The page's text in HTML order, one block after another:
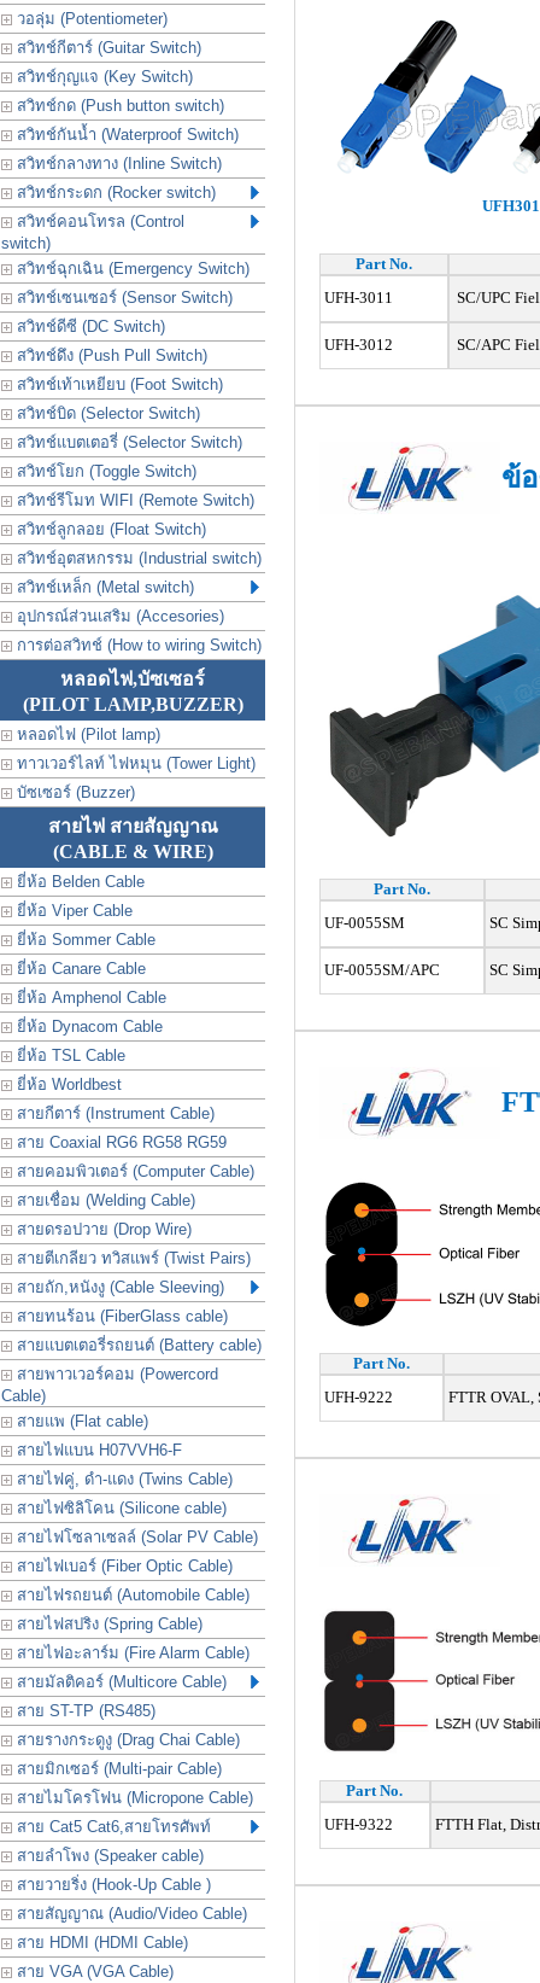
วอลุ่ม (Potentiometer)
สวิทช์กีตาร์ (Guitar Switch)
สวิทช์กุญแจ (Key Switch)
สวิทช์กด (Push button switch)
สวิทช์กันน้ำ (Waterproof Switch)
สวิทช์กลางทาง (Inline Switch)
สวิทช์กระดก (Rocker switch)
สวิทช์คอนโทรล (Control
switch)
สวิทช์ฉุกเฉิน (Emergency Switch)
สวิทช์เซนเซอร์ (Sensor Switch)
สวิทช์ดีซี (DC Switch)
สวิทช์ดึง (Push Pull Switch)
สวิทช์เท้าเหยียบ (Foot Switch)
สวิทช์บิด (Selector Switch)
สวิทช์แบตเตอรี่ (Selector Switch)
สวิทช์โยก (Toggle Switch)
สวิทช์รีโมท WIFI (Remote Switch)
สวิทช์ลูกลอย (Float Switch)
สวิทช์อุตสหกรรม (Industrial switch)
สวิทช์เหล็ก (Metal switch)
อุปกรณ์ส่วนเสริม (Accesories)
การต่อสวิทช์ (How to wiring Switch)
หลอดไฟ,บัซเซอร์
(PILOT LAMP,BUZZER)
หลอดไฟ (Pilot lamp)
ทาวเวอร์ไลท์ ไฟหมุน (Tower Light)
บัซเซอร์ (Buzzer)
สายไฟ สายสัญญาณ
(CABLE & WIRE)
ยี่ห้อ Belden Cable
ยี่ห้อ Viper Cable
ยี่ห้อ Sommer Cable
ยี่ห้อ Canare Cable
ยี่ห้อ Amphenol Cable
ยี่ห้อ Dynacom Cable
ยี่ห้อ TSL Cable
ยี่ห้อ Worldbest
สายกีตาร์ (Instrument Cable)
สาย Coaxial RG6 RG58 RG59
สายคอมพิวเตอร์ (Computer Cable)
สายเชื่อม (Welding Cable)
สายดรอปวาย (Drop Wire)
สายตีเกลียว ทวิสแพร์ (Twist Pairs)
สายถัก,หนังงู (Cable Sleeving)
สายทนร้อน (FiberGlass cable)
สายแบตเตอรี่รถยนต์ (Battery cable)
สายพาวเวอร์คอม (Powercord
Cable)
สายแพ (Flat cable)
สายไฟแบน H07VVH6-F
สายไฟคู่, ดำ-แดง (Twins Cable)
สายไฟซิลิโคน (Silicone cable)
สายไฟโซลาเซลล์ (Solar PV Cable)
สายไฟเบอร์ (Fiber Optic Cable)
สายไฟรถยนต์ (Automobile Cable)
สายไฟสปริง (Spring Cable)
สายไฟอะลาร์ม (Fire Alarm Cable)
สายมัลติคอร์ (Multicore Cable)
สาย ST-TP (RS485)
สายรางกระดูงู (Drag Chai Cable)
สายมิกเซอร์ (Multi-pair Cable)
สายไมโครโฟน (Micropone Cable)
สาย Cat5 Cat6,สายโทรศัพท์
สายลำโพง (Speaker cable)
สายวายริ่ง (Hook-Up Cable )
สายสัญญาณ (Audio/Video Cable)
สาย HDMI (HDMI Cable)
สาย VGA (VGA Cable)
Part No.
UFH-3011
SC/UPC
UFH-3012 SC/APC
ข้
Part No.
UF-0055SM
SC
UF-0055SM/APC SC
Part No.
UFH-9222
FTTR OVAL,
Part No.
UFH-9322
FTTH Flat,